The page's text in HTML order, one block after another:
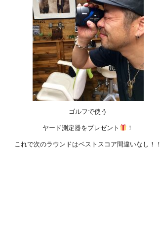
ゴルフで使う
ヤード測定器をプレゼント ！
これで次のラウンドはベストスコア間違いなし！！